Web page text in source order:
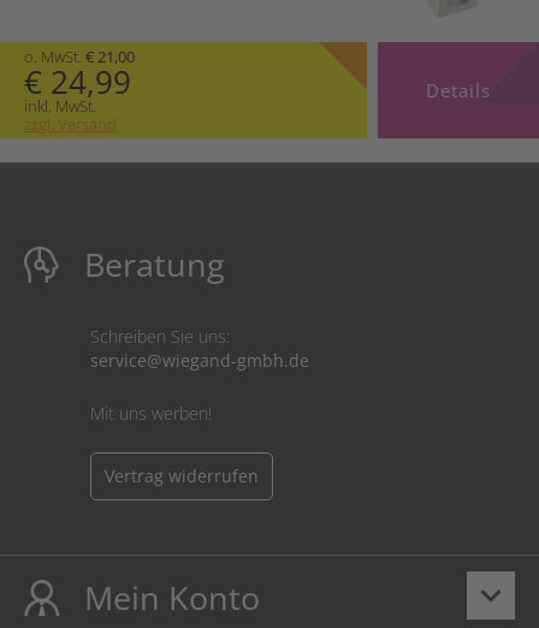
o. MwSt. € 21,00
€ 24,99
inkl. MwSt.
zzgl. Versand
Details
Beratung
Schreiben Sie uns:
service@wiegand-gmbh.de
Mit uns werben!
Vertrag widerrufen
keyboard_arrow_down
Mein Konto